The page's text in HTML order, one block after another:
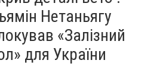
Нетаньягу
«Залізний
для України